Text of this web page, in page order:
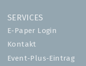
SERVICES
E-Paper Login
Kontakt
Event-Plus-Eintrag